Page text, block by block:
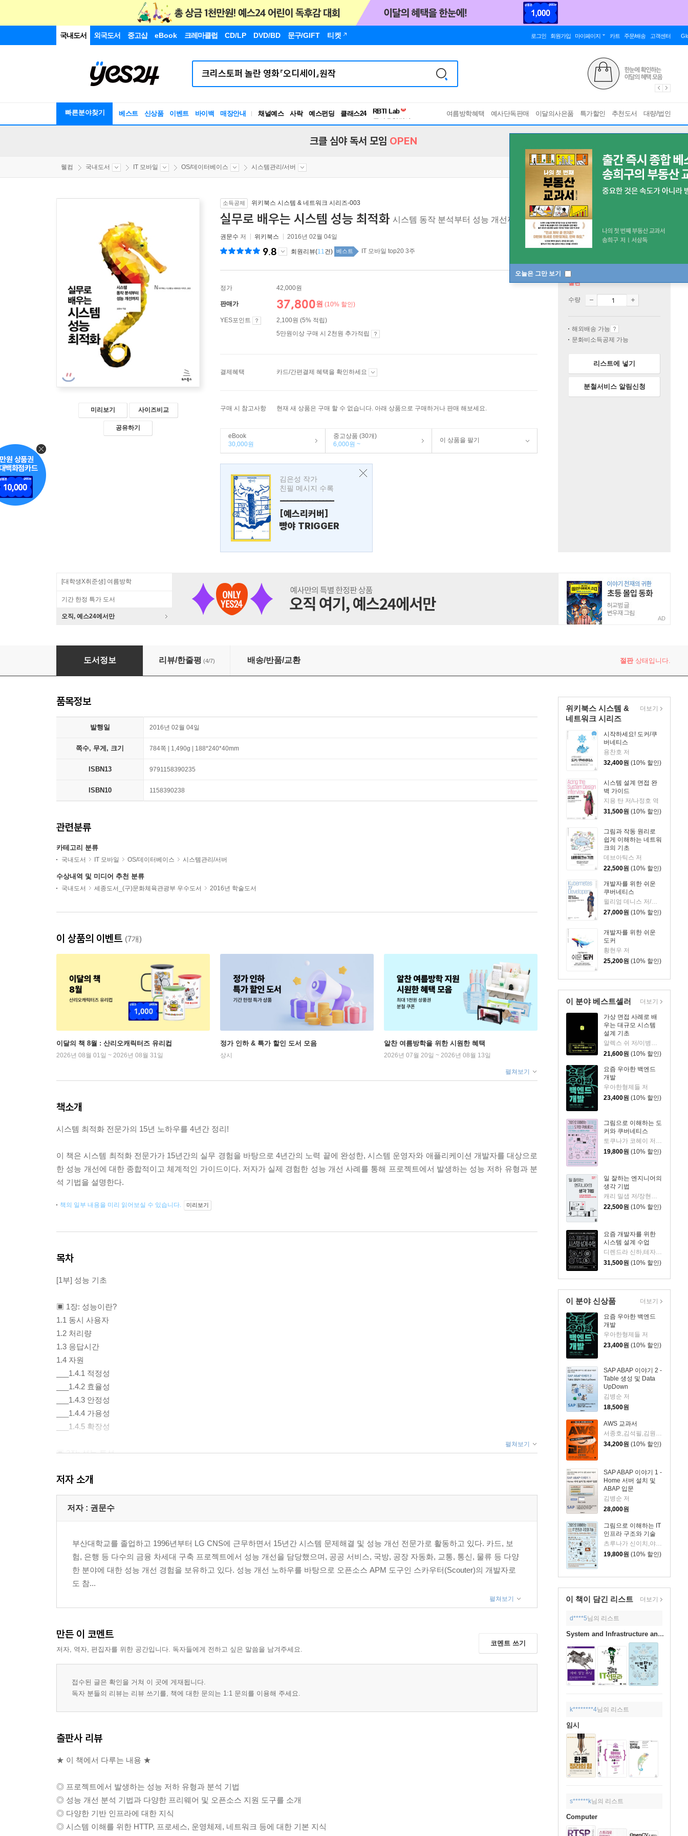
국내도서 외국도서 중고샵 eBook 크레마클럽 CD/LP DVD/BD 문구/GIFT 티켓 로그인 회원가입 마이페이지 카트 주문/배송 고객센터
빠른분야찾기 베스트 신상품 이벤트 바이백 매장안내 채널예스 사락 예스펀딩 클래스24
독서유형검사
여름방학혜택 예사단독판매 이달의사은품 특가할인 추천도서 대량/법인
오늘은 그만 보기
크클 심야 독서 모임 OPEN
웰컴 국내도서 IT 모바일 OS/데이터베이스 시스템관리/서버
미리보기 사이즈비교
공유하기
소득공제 위키북스 시스템 & 네트워크 시리즈-003
실무로 배우는 시스템 성능 최적화 시스템 동작 분석부터 성능 개선까지
권문수 저 위키북스 2016년 02월 04일
9.8 회원리뷰(11건) 베스트 IT 모바일 top20 3주
정가 42,000원
판매가 37,800원 (10% 할인)
YES포인트
2,100원 (5% 적립)
5만원이상 구매 시 2천원 추가적립
결제혜택 카드/간편결제 혜택을 확인하세요
구매 시 참고사항 현재 새 상품은 구매 할 수 없습니다. 아래 상품으로 구매하거나 판매 해보세요.
eBook
30,000원
중고상품 (30개)
6,000원 ~
이 상품을 팔기
김은성 작가
친필 메시지 수록
---------------
[예스리커버]
빵야 TRIGGER
절판
수량
해외배송 가능
문화비소득공제 가능
리스트에 넣기
분철서비스 알림신청
[대학생X취준생] 여름방학
기간 한정 특가 도서
오직, 예스24에서만 AD
실무로 배우는 시스템 성능 최적화
도서정보 리뷰/한줄평 (4/7) 배송/반품/교환 절판상태입니다.
위키북스 시스템 &
네트워크 시리즈
시작하세요! 도커/쿠
버네티스
용찬호 저
32,400원 (10% 할인)
시스템 설계 면접 완
벽 가이드
지용 탄 저/나정호 역
31,500원 (10% 할인)
그림과 작동 원리로
쉽게 이해하는 네트워
크의 기초
데브아틱스 저
22,500원 (10% 할인)
개발자를 위한 쉬운
쿠버네티스
윌리엄 데니스 저/이준 역
27,000원 (10% 할인)
개발자를 위한 쉬운
도커
황현우 저
25,200원 (10% 할인)
더보기
이 분야 베스트셀러
가상 면접 사례로 배
우는 대규모 시스템
설계 기초
알렉스 쉬 저/이병준 역
21,600원 (10% 할인)
요즘 우아한 백엔드
개발
우아한형제들 저
23,400원 (10% 할인)
그림으로 이해하는 도
커와 쿠버네티스
토쿠나가 코헤이 저/서수환 역
19,800원 (10% 할인)
일 잘하는 엔지니어의
생각 기법
캐리 밀샙 저/장현희 역
22,500원 (10% 할인)
요즘 개발자를 위한
시스템 설계 수업
31,500원 (10% 할인)
더보기
이 분야 신상품
요즘 우아한 백엔드
개발
우아한형제들 저
23,400원 (10% 할인)
SAP ABAP 이야기 2 -
Table 생성 및 Data
UpDown
김병순 저
18,500원
AWS 교과서
34,200원 (10% 할인)
SAP ABAP 이야기 1 -
Home 서버 설치 및
ABAP 입문
김병순 저
28,000원
그림으로 이해하는 IT
인프라 구조와 기술
츠루나가 신이치,야마모토 나오아키,야마네 다케노부,기타자키 아야치카 저/김성훈 역
19,800원 (10% 할인)
더보기
이 책이 담긴 리스트 더보기
d****5님의 리스트
System and Infrastructure and Project Performance
k********4님의 리스트
임시
s******k님의 리스트
Computer
품목정보
발행일 2016년 02월 04일
쪽수, 무게, 크기 784쪽 | 1,490g | 188*240*40mm
ISBN13 9791158390235
ISBN10 1158390238
관련분류
카테고리 분류
국내도서 IT 모바일 OS/데이터베이스 시스템관리/서버
수상내역 및 미디어 추천 분류
국내도서 세종도서_(구)문화체육관광부 우수도서 2016년 학술도서
이 상품의 이벤트 (7개)
이달의 책 8월 : 산리오캐릭터즈 유리컵
2026년 08월 01일 ~ 2026년 08월 31일
정가 인하 & 특가 할인 도서 모음
상시
알찬 여름방학을 위한 시원한 혜택
2026년 07월 20일 ~ 2026년 08월 13일
펼쳐보기
책소개
시스템 최적화 전문가의 15년 노하우를 4년간 정리!
이 책은 시스템 최적화 전문가가 15년간의 실무 경험을 바탕으로 4년간의 노력 끝에 완성한, 시스템 운영자와 애플리케이션 개발자를 대상으로
한 성능 개선에 대한 종합적이고 체계적인 가이드이다. 저자가 실제 경험한 성능 개선 사례를 통해 프로젝트에서 발생하는 성능 저하 유형과 분
석 기법을 설명한다.
책의 일부 내용을 미리 읽어보실 수 있습니다. 미리보기
목차
[1부] 성능 기초
▣ 1장: 성능이란?
1.1 동시 사용자
1.2 처리량
1.3 응답시간
1.4 자원
___1.4.1 적정성
___1.4.2 효율성
___1.4.3 안정성
___1.4.4 가용성
___1.4.5 확장성
▣ 2장: 성능 특성
2.2 성능에 대한 이해
▣ 3장: 성능 이론
3.3 비율 분석
▣ 4장: 성능 테스트
4.1 성능 테스트 유형
___4.3.2 화면 처리시간
___4.3.3 네트워크
___4.3.4 가상 사용자 특성
___4.3.5 업무 시나리오
___4.3.6 대상 업무와 성능 개선
2.1 애플리케이션 서버 응답시간 분석
2.2 클라이언트 응답시간 분석
▣ 3장: 상황별 분석 단계
펼쳐보기
저자 소개
저자 : 권문수
부산대학교를 졸업하고 1996년부터 LG CNS에 근무하면서 15년간 시스템 문제해결 및 성능 개선 전문가로 활동하고 있다. 카드, 보
험, 은행 등 다수의 금융 차세대 구축 프로젝트에서 성능 개선을 담당했으며, 공공 서비스, 국방, 공장 자동화, 교통, 통신, 물류 등 다양
한 분야에 대한 성능 개선 경험을 보유하고 있다. 성능 개선 노하우를 바탕으로 오픈소스 APM 도구인 스카우터(Scouter)의 개발자로
도 참...
펼쳐보기
만든 이 코멘트
저자, 역자, 편집자를 위한 공간입니다. 독자들에게 전하고 싶은 말씀을 남겨주세요.
코멘트 쓰기
접수된 글은 확인을 거쳐 이 곳에 게재됩니다.
독자 분들의 리뷰는 리뷰 쓰기를, 책에 대한 문의는 1:1 문의를 이용해 주세요.
출판사 리뷰
★ 이 책에서 다루는 내용 ★
◎ 프로젝트에서 발생하는 성능 저하 유형과 분석 기법
◎ 성능 개선 분석 기법과 다양한 프리웨어 및 오픈소스 지원 도구를 소개
◎ 다양한 기반 인프라에 대한 지식
◎ 시스템 이해를 위한 HTTP, 프로세스, 운영체제, 네트워크 등에 대한 기본 지식